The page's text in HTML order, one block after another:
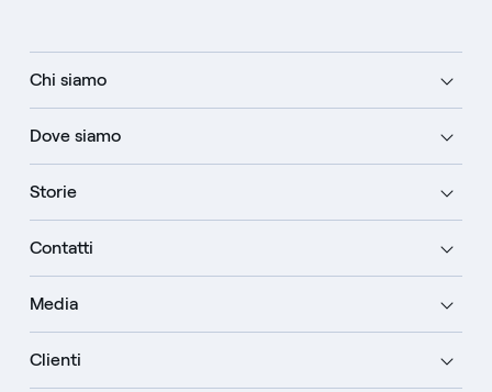
Chi siamo
Dove siamo
Storie
Contatti
Media
Clienti